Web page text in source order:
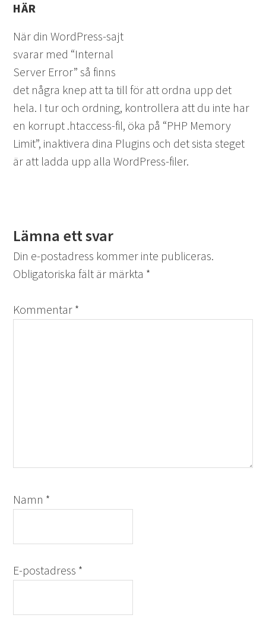
HÄR
När din WordPress-sajt
svarar med “Internal
Server Error” så finns
det några knep att ta till för att ordna upp det
hela. I tur och ordning, kontrollera att du inte har
en korrupt .htaccess-fil, öka på “PHP Memory
Limit”, inaktivera dina Plugins och det sista steget
är att ladda upp alla WordPress-filer.
Lämna ett svar
Din e-postadress kommer inte publiceras.
Obligatoriska fält är märkta *
Kommentar*
Namn *
E-postadress *